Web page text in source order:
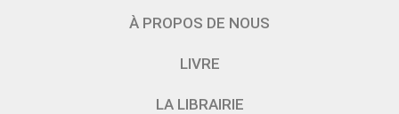
À PROPOS DE NOUS
LIVRE
LA LIBRAIRIE